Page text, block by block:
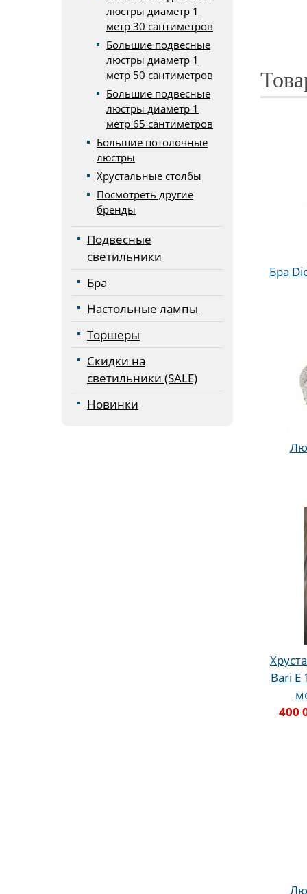
люстры диаметр 1
метр 30 сантиметров
Большие подвесные
люстры диаметр 1
метр 50 сантиметров
Большие подвесные
люстры диаметр 1
метр 65 сантиметров
Большие потолочные
люстры
Хрустальные столбы
Посмотреть другие
бренды
Подвесные
светильники
Бра
Настольные лампы
Торшеры
Скидки на
светильники (SALE)
Новинки
Бра
Bari E
400